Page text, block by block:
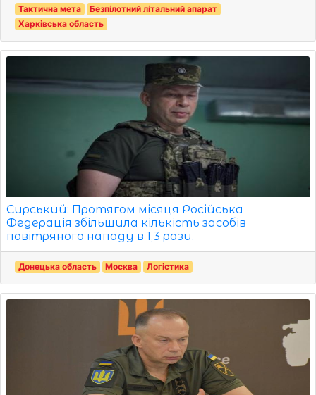
Тактична мета
Безпілотний літальний апарат
Харківська область
Сирський: Протягом місяця Російська
Федерація збільшила кількість засобів
повітряного нападу в 1,3 рази.
Донецька область Москва Логістика